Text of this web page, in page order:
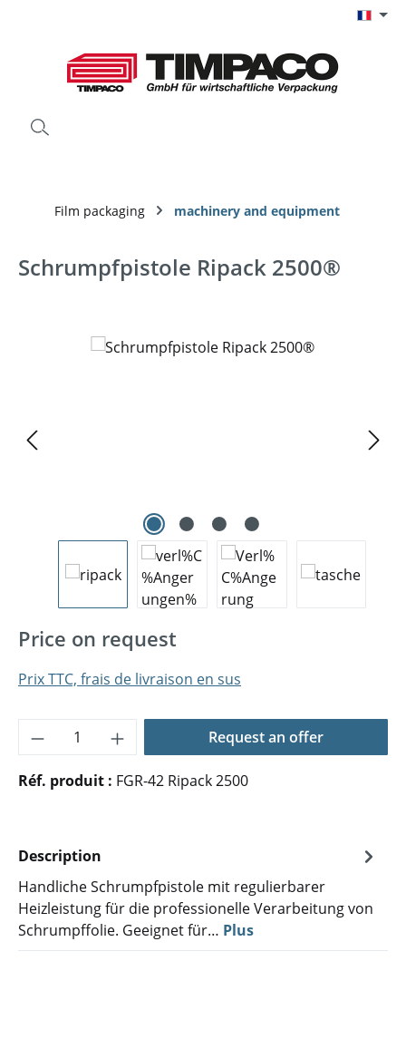
Film packaging machinery and equipment
Schrumpfpistole Ripack 2500®
Ignorer la galerie d'images
Price on request
Prix TTC, frais de livraison en sus
Quantité de produit : Entrez la
Request an offer
Réf. produit : FGR-42 Ripack 2500
Description
Handliche Schrumpfpistole mit regulierbarer
Heizleistung für die professionelle Verarbeitung von
Schrumpffolie. Geeignet für… Plus